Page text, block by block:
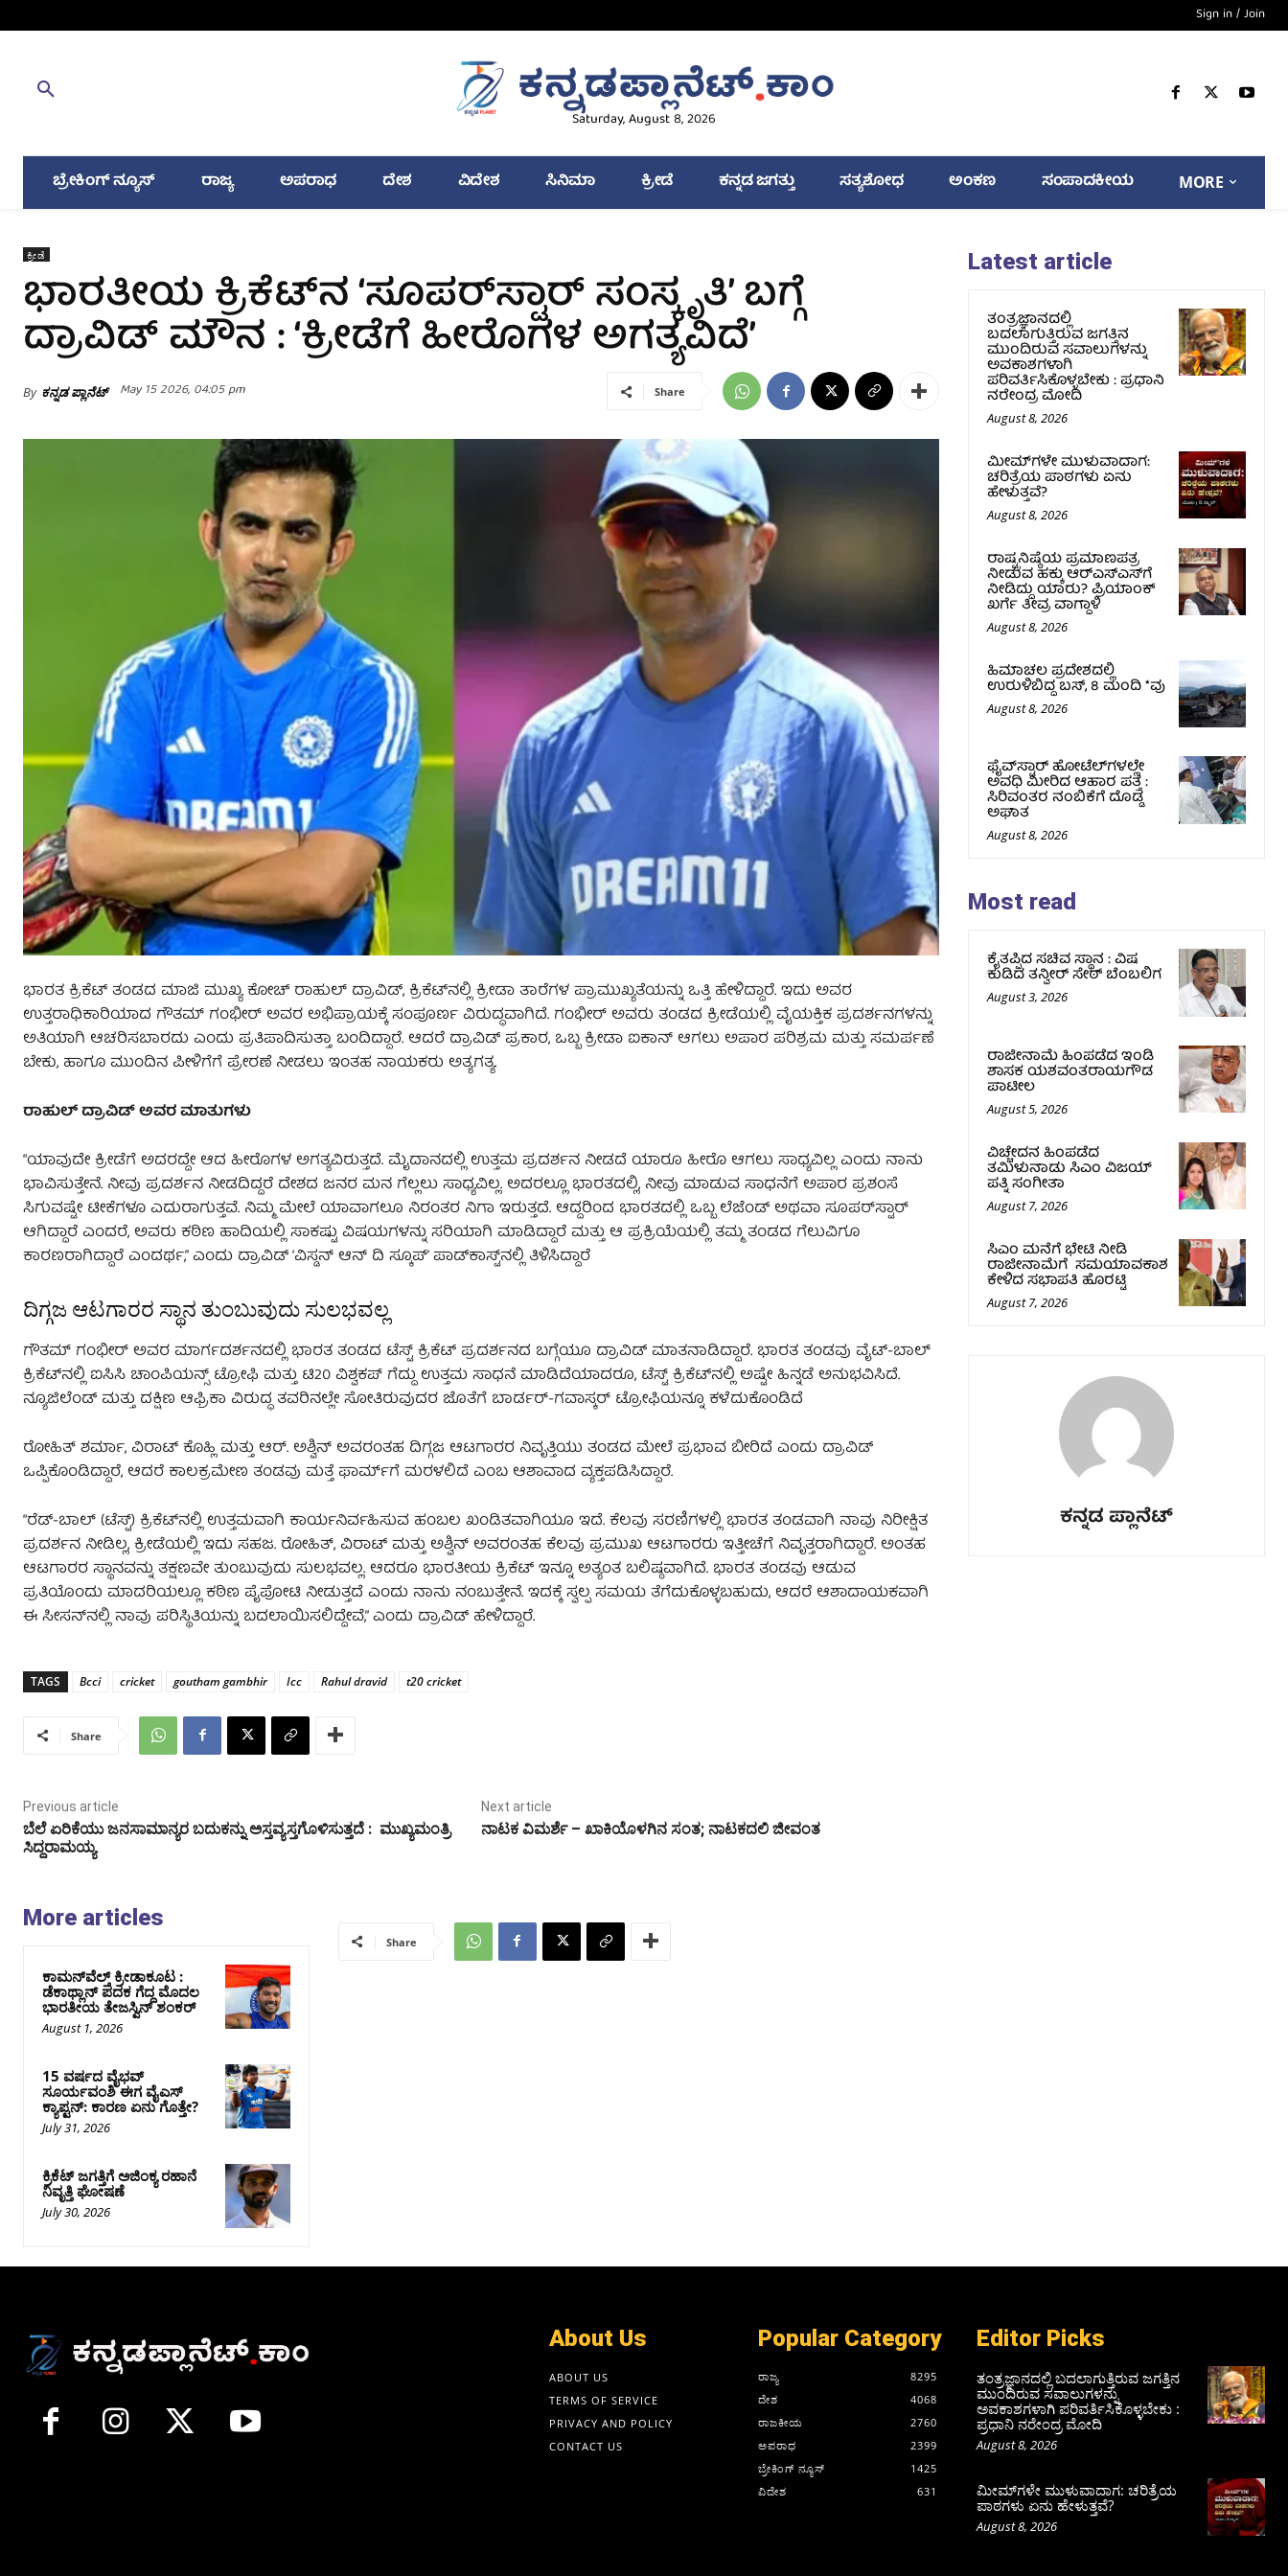
Sign in / Join
Saturday, August 8, 2026
ಬ್ರೇಕಿಂಗ್ ನ್ಯೂಸ್ ರಾಜ್ಯ ಅಪರಾಧ ದೇಶ ವಿದೇಶ ಸಿನಿಮಾ ಕ್ರೀಡೆ ಕನ್ನಡ ಜಗತ್ತು ಸತ್ಯಶೋಧ ಅಂಕಣ ಸಂಪಾದಕೀಯ MORE
ಕ್ರೀಡೆ
ಭಾರತೀಯ ಕ್ರಿಕೆಟ್‌ನ ‘ಸೂಪರ್‌ಸ್ಟಾರ್ ಸಂಸ್ಕೃತಿ’ ಬಗ್ಗೆ
ದ್ರಾವಿಡ್ ಮೌನ : ‘ಕ್ರೀಡೆಗೆ ಹೀರೊಗಳ ಅಗತ್ಯವಿದೆ’
By ಕನ್ನಡ ಪ್ಲಾನೆಟ್ May 15 2026, 04:05 pm Share
ಭಾರತ ಕ್ರಿಕೆಟ್ ತಂಡದ ಮಾಜಿ ಮುಖ್ಯ ಕೋಚ್ ರಾಹುಲ್ ದ್ರಾವಿಡ್, ಕ್ರಿಕೆಟ್‌ನಲ್ಲಿ ಕ್ರೀಡಾ ತಾರೆಗಳ ಪ್ರಾಮುಖ್ಯತೆಯನ್ನು ಒತ್ತಿ ಹೇಳಿದ್ದಾರೆ. ಇದು ಅವರ
ಉತ್ತರಾಧಿಕಾರಿಯಾದ ಗೌತಮ್ ಗಂಭೀರ್ ಅವರ ಅಭಿಪ್ರಾಯಕ್ಕೆ ಸಂಪೂರ್ಣ ವಿರುದ್ಧವಾಗಿದೆ. ಗಂಭೀರ್ ಅವರು ತಂಡದ ಕ್ರೀಡೆಯಲ್ಲಿ ವೈಯಕ್ತಿಕ ಪ್ರದರ್ಶನಗಳನ್ನು
ಅತಿಯಾಗಿ ಆಚರಿಸಬಾರದು ಎಂದು ಪ್ರತಿಪಾದಿಸುತ್ತಾ ಬಂದಿದ್ದಾರೆ. ಆದರೆ ದ್ರಾವಿಡ್ ಪ್ರಕಾರ, ಒಬ್ಬ ಕ್ರೀಡಾ ಐಕಾನ್ ಆಗಲು ಅಪಾರ ಪರಿಶ್ರಮ ಮತ್ತು ಸಮರ್ಪಣೆ
ಬೇಕು, ಹಾಗೂ ಮುಂದಿನ ಪೀಳಿಗೆಗೆ ಪ್ರೇರಣೆ ನೀಡಲು ಇಂತಹ ನಾಯಕರು ಅತ್ಯಗತ್ಯ.
ರಾಹುಲ್ದ್ರಾವಿಡ್ಅವರಮಾತುಗಳು
“ಯಾವುದೇ ಕ್ರೀಡೆಗೆ ಅದರದ್ದೇ ಆದ ಹೀರೊಗಳ ಅಗತ್ಯವಿರುತ್ತದೆ. ಮೈದಾನದಲ್ಲಿ ಉತ್ತಮ ಪ್ರದರ್ಶನ ನೀಡದೆ ಯಾರೂ ಹೀರೊ ಆಗಲು ಸಾಧ್ಯವಿಲ್ಲ ಎಂದು ನಾನು
ಭಾವಿಸುತ್ತೇನೆ. ನೀವು ಪ್ರದರ್ಶನ ನೀಡದಿದ್ದರೆ ದೇಶದ ಜನರ ಮನ ಗೆಲ್ಲಲು ಸಾಧ್ಯವಿಲ್ಲ. ಅದರಲ್ಲೂ ಭಾರತದಲ್ಲಿ, ನೀವು ಮಾಡುವ ಸಾಧನೆಗೆ ಅಪಾರ ಪ್ರಶಂಸೆ
ಸಿಗುವಷ್ಟೇ ಟೀಕೆಗಳೂ ಎದುರಾಗುತ್ತವೆ. ನಿಮ್ಮ ಮೇಲೆ ಯಾವಾಗಲೂ ನಿರಂತರ ನಿಗಾ ಇರುತ್ತದೆ. ಆದ್ದರಿಂದ ಭಾರತದಲ್ಲಿ ಒಬ್ಬ ಲೆಜೆಂಡ್ ಅಥವಾ ಸೂಪರ್‌ಸ್ಟಾರ್
ಆಗಿದ್ದಾರೆ ಎಂದರೆ, ಅವರು ಕಠಿಣ ಹಾದಿಯಲ್ಲಿ ಸಾಕಷ್ಟು ವಿಷಯಗಳನ್ನು ಸರಿಯಾಗಿ ಮಾಡಿದ್ದಾರೆ ಮತ್ತು ಆ ಪ್ರಕ್ರಿಯೆಯಲ್ಲಿ ತಮ್ಮ ತಂಡದ ಗೆಲುವಿಗೂ
ಕಾರಣರಾಗಿದ್ದಾರೆ ಎಂದರ್ಥ,” ಎಂದು ದ್ರಾವಿಡ್ ‘ವಿಸ್ಡನ್ ಆನ್ ದಿ ಸ್ಕೂಪ್’ ಪಾಡ್‌ಕಾಸ್ಟ್‌ನಲ್ಲಿ ತಿಳಿಸಿದ್ದಾರೆ
ದಿಗ್ಗಜ ಆಟಗಾರರ ಸ್ಥಾನ ತುಂಬುವುದು ಸುಲಭವಲ್ಲ
ಗೌತಮ್ ಗಂಭೀರ್ ಅವರ ಮಾರ್ಗದರ್ಶನದಲ್ಲಿ ಭಾರತ ತಂಡದ ಟೆಸ್ಟ್ ಕ್ರಿಕೆಟ್ ಪ್ರದರ್ಶನದ ಬಗ್ಗೆಯೂ ದ್ರಾವಿಡ್ ಮಾತನಾಡಿದ್ದಾರೆ. ಭಾರತ ತಂಡವು ವೈಟ್-ಬಾಲ್
ಕ್ರಿಕೆಟ್‌ನಲ್ಲಿ ಐಸಿಸಿ ಚಾಂಪಿಯನ್ಸ್ ಟ್ರೋಫಿ ಮತ್ತು ಟಿ20 ವಿಶ್ವಕಪ್ ಗೆದ್ದು ಉತ್ತಮ ಸಾಧನೆ ಮಾಡಿದೆಯಾದರೂ, ಟೆಸ್ಟ್ ಕ್ರಿಕೆಟ್‌ನಲ್ಲಿ ಅಷ್ಟೇ ಹಿನ್ನಡೆ ಅನುಭವಿಸಿದೆ.
ನ್ಯೂಜಿಲೆಂಡ್ ಮತ್ತು ದಕ್ಷಿಣ ಆಫ್ರಿಕಾ ವಿರುದ್ಧ ತವರಿನಲ್ಲೇ ಸೋತಿರುವುದರ ಜೊತೆಗೆ ಬಾರ್ಡರ್-ಗವಾಸ್ಕರ್ ಟ್ರೋಫಿಯನ್ನೂ ಕಳೆದುಕೊಂಡಿದೆ
ರೋಹಿತ್ ಶರ್ಮಾ, ವಿರಾಟ್ ಕೊಹ್ಲಿ ಮತ್ತು ಆರ್. ಅಶ್ವಿನ್ ಅವರಂತಹ ದಿಗ್ಗಜ ಆಟಗಾರರ ನಿವೃತ್ತಿಯು ತಂಡದ ಮೇಲೆ ಪ್ರಭಾವ ಬೀರಿದೆ ಎಂದು ದ್ರಾವಿಡ್
ಒಪ್ಪಿಕೊಂಡಿದ್ದಾರೆ, ಆದರೆ ಕಾಲಕ್ರಮೇಣ ತಂಡವು ಮತ್ತೆ ಫಾರ್ಮ್‌ಗೆ ಮರಳಲಿದೆ ಎಂಬ ಆಶಾವಾದ ವ್ಯಕ್ತಪಡಿಸಿದ್ದಾರೆ.
“ರೆಡ್-ಬಾಲ್ (ಟೆಸ್ಟ್) ಕ್ರಿಕೆಟ್‌ನಲ್ಲಿ ಉತ್ತಮವಾಗಿ ಕಾರ್ಯನಿರ್ವಹಿಸುವ ಹಂಬಲ ಖಂಡಿತವಾಗಿಯೂ ಇದೆ. ಕೆಲವು ಸರಣಿಗಳಲ್ಲಿ ಭಾರತ ತಂಡವಾಗಿ ನಾವು ನಿರೀಕ್ಷಿತ
ಪ್ರದರ್ಶನ ನೀಡಿಲ್ಲ, ಕ್ರೀಡೆಯಲ್ಲಿ ಇದು ಸಹಜ. ರೋಹಿತ್, ವಿರಾಟ್ ಮತ್ತು ಅಶ್ವಿನ್ ಅವರಂತಹ ಕೆಲವು ಪ್ರಮುಖ ಆಟಗಾರರು ಇತ್ತೀಚೆಗೆ ನಿವೃತ್ತರಾಗಿದ್ದಾರೆ. ಅಂತಹ
ಆಟಗಾರರ ಸ್ಥಾನವನ್ನು ತಕ್ಷಣವೇ ತುಂಬುವುದು ಸುಲಭವಲ್ಲ. ಆದರೂ ಭಾರತೀಯ ಕ್ರಿಕೆಟ್ ಇನ್ನೂ ಅತ್ಯಂತ ಬಲಿಷ್ಠವಾಗಿದೆ. ಭಾರತ ತಂಡವು ಆಡುವ
ಪ್ರತಿಯೊಂದು ಮಾದರಿಯಲ್ಲೂ ಕಠಿಣ ಪೈಪೋಟಿ ನೀಡುತ್ತದೆ ಎಂದು ನಾನು ನಂಬುತ್ತೇನೆ. ಇದಕ್ಕೆ ಸ್ವಲ್ಪ ಸಮಯ ತೆಗೆದುಕೊಳ್ಳಬಹುದು, ಆದರೆ ಆಶಾದಾಯಕವಾಗಿ
ಈ ಸೀಸನ್‌ನಲ್ಲಿ ನಾವು ಪರಿಸ್ಥಿತಿಯನ್ನು ಬದಲಾಯಿಸಲಿದ್ದೇವೆ,” ಎಂದು ದ್ರಾವಿಡ್ ಹೇಳಿದ್ದಾರೆ.
TAGS Bcci cricket goutham gambhir Icc Rahul dravid t20 cricket
Share
Previous article
ಬೆಲೆ ಏರಿಕೆಯು ಜನಸಾಮಾನ್ಯರ ಬದುಕನ್ನು ಅಸ್ತವ್ಯಸ್ತಗೊಳಿಸುತ್ತದೆ : ಮುಖ್ಯಮಂತ್ರಿ
ಸಿದ್ದರಾಮಯ್ಯ
Next article
ನಾಟಕ ವಿಮರ್ಶೆ – ಖಾಕಿಯೊಳಗಿನ ಸಂತ; ನಾಟಕದಲಿ ಜೀವಂತ
More articles
ಕಾಮನ್‌ವೆಲ್ತ್ ಕ್ರೀಡಾಕೂಟ :
ಡೆಕಾಥ್ಲಾನ್ ಪದಕ ಗೆದ್ದ ಮೊದಲ
ಭಾರತೀಯ ತೇಜಸ್ವಿನ್ ಶಂಕರ್
August 1, 2026
15 ವರ್ಷದ ವೈಭವ್
ಸೂರ್ಯವಂಶಿ ಈಗ ವೈಎಸ್
ಕ್ಯಾಪ್ಟನ್: ಕಾರಣ ಏನು ಗೊತ್ತೇ?
July 31, 2026
ಕ್ರಿಕೆಟ್‌ ಜಗತ್ತಿಗೆ ಅಜಿಂಕ್ಯ ರಹಾನೆ
ನಿವೃತ್ತಿ ಘೋಷಣೆ
July 30, 2026
Share
Latest article
ತಂತ್ರಜ್ಞಾನದಲ್ಲಿ
ಬದಲಾಗುತ್ತಿರುವ ಜಗತ್ತಿನ
ಮುಂದಿರುವ ಸವಾಲುಗಳನ್ನು
ಅವಕಾಶಗಳಾಗಿ
ಪರಿವರ್ತಿಸಿಕೊಳ್ಳಬೇಕು : ಪ್ರಧಾನಿ
ನರೇಂದ್ರ ಮೋದಿ
August 8, 2026
ಮೀಮ್‌ಗಳೇ ಮುಳುವಾದಾಗ:
ಚರಿತ್ರೆಯ ಪಾಠಗಳು ಏನು
ಹೇಳುತ್ತವೆ?
August 8, 2026
ರಾಷ್ಟ್ರನಿಷ್ಠೆಯ ಪ್ರಮಾಣಪತ್ರ
ನೀಡುವ ಹಕ್ಕು ಆರ್‌ಎಸ್‌ಎಸ್‌ಗೆ
ನೀಡಿದ್ದು ಯಾರು? ಪ್ರಿಯಾಂಕ್
ಖರ್ಗೆ ತೀವ್ರ ವಾಗ್ದಾಳಿ
August 8, 2026
ಹಿಮಾಚಲ ಪ್ರದೇಶದಲ್ಲಿ
ಉರುಳಿಬಿದ್ದ ಬಸ್‌, 8 ಮಂದಿ *ವು
August 8, 2026
ಫೈವ್‌ಸ್ಟಾರ್ ಹೋಟೆಲ್‌ಗಳಲ್ಲೇ
ಅವಧಿ ಮೀರಿದ ಆಹಾರ ಪತ್ತೆ :
ಸಿರಿವಂತರ ನಂಬಿಕೆಗೆ ದೊಡ್ಡ
ಅಘಾತ
August 8, 2026
Most read
ಕೈತಪ್ಪಿದ ಸಚಿವ ಸ್ಥಾನ : ವಿಷ
ಕುಡಿದ ತನ್ವೀರ್‌ ಸೇಠ್‌ ಬೆಂಬಲಿಗ
August 3, 2026
ರಾಜೀನಾಮೆ ಹಿಂಪಡೆದ ಇಂಡಿ
ಶಾಸಕ ಯಶವಂತರಾಯಗೌಡ
ಪಾಟೀಲ
August 5, 2026
ವಿಚ್ಚೇದನ ಹಿಂಪಡೆದ
ತಮಿಳುನಾಡು ಸಿಎಂ ವಿಜಯ್‌
ಪತ್ನಿ ಸಂಗೀತಾ
August 7, 2026
ಸಿಎಂ ಮನೆಗೆ ಭೇಟಿ ನೀಡಿ
ರಾಜೀನಾಮೆಗೆ ಸಮಯಾವಕಾಶ
ಕೇಳಿದ ಸಭಾಪತಿ ಹೊರಟ್ಟಿ
August 7, 2026
ಕನ್ನಡ ಪ್ಲಾನೆಟ್
About Us
ABOUT US
TERMS OF SERVICE
PRIVACY AND POLICY
CONTACT US
Popular Category
ರಾಜ್ಯ
8295
ದೇಶ
4068
ರಾಜಕೀಯ
2760
ಅಪರಾಧ
2399
ಬ್ರೇಕಿಂಗ್ ನ್ಯೂಸ್
1425
ವಿದೇಶ
631
Editor Picks
ತಂತ್ರಜ್ಞಾನದಲ್ಲಿ ಬದಲಾಗುತ್ತಿರುವ ಜಗತ್ತಿನ
ಮುಂದಿರುವ ಸವಾಲುಗಳನ್ನು
ಅವಕಾಶಗಳಾಗಿ ಪರಿವರ್ತಿಸಿಕೊಳ್ಳಬೇಕು :
ಪ್ರಧಾನಿ ನರೇಂದ್ರ ಮೋದಿ
August 8, 2026
ಮೀಮ್‌ಗಳೇ ಮುಳುವಾದಾಗ: ಚರಿತ್ರೆಯ
ಪಾಠಗಳು ಏನು ಹೇಳುತ್ತವೆ?
August 8, 2026